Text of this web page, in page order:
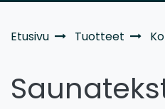
Etusivu Tuotteet